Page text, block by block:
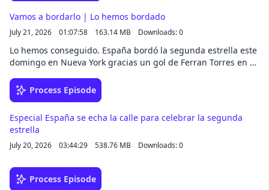
Vamos a bordarlo | Lo hemos bordado
July 21, 2026 01:07:58 163.14 MB Downloads: 0
Lo hemos conseguido. España bordó la segunda estrella este
domingo en Nueva York gracias un gol de Ferran Torres en el
enfrentó y ganó a la Portugal de Cristiano Ronaldo, a la
Francia de Mbappé y a la Argentina de Leo Messi.Este
Mundial 2026 a través de un recorrido sonoro que recopila lo
mejor de la experiencia de Antón Meana siguiendo a los de
Luis de la Fuente durante el último mes y medio.
Process Episode
Especial España se echa la calle para celebrar la segunda
estrella
July 20, 2026 03:44:29 538.76 MB Downloads: 0
Process Episode